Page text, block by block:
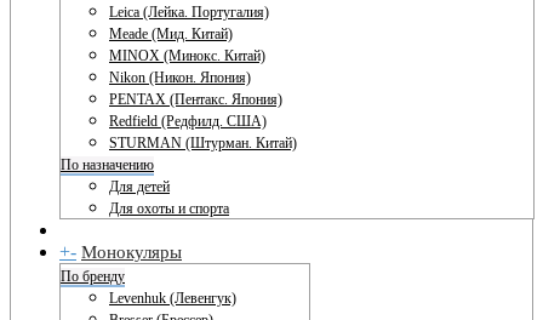
Leica (Лейка. Португалия)
Meade (Мид. Китай)
MINOX (Минокс. Китай)
Nikon (Никон. Япония)
PENTAX (Пентакс. Япония)
Redfield (Редфилд. США)
STURMAN (Штурман. Китай)
По назначению
Для детей
Для охоты и спорта
+- Монокуляры
По бренду
Levenhuk (Левенгук)